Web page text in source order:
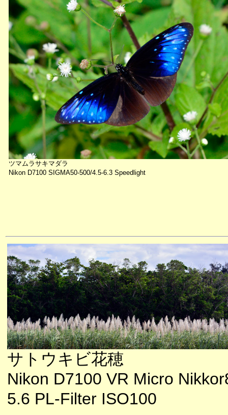
ツマムラサキマダラ
Nikon D7100 SIGMA50-500/4.5-6.3 Speedlight
サトウキビ花穂
Nikon D7100 VR Micro
5.6 PL-Filter ISO100